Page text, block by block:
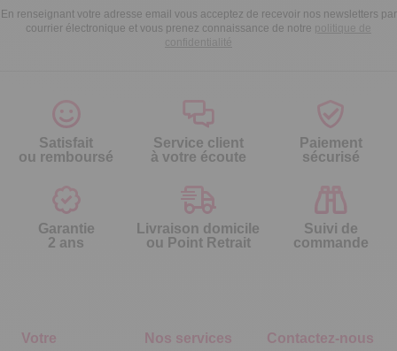
En renseignant votre adresse email vous acceptez de recevoir nos newsletters par
courrier électronique et vous prenez connaissance de notre politique de
confidentialité
Satisfait
ou remboursé
Service client
à votre écoute
Paiement
sécurisé
Garantie
2 ans
Livraison domicile
ou Point Retrait
Suivi de
commande
Votre
Nos services Contactez-nous